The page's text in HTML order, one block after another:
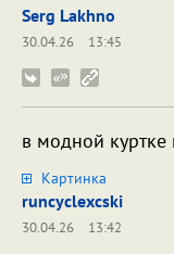
Serg Lakhno
30.04.26
13:45
в модной
Картинка
runcyclexcski
30.04.26
13:42